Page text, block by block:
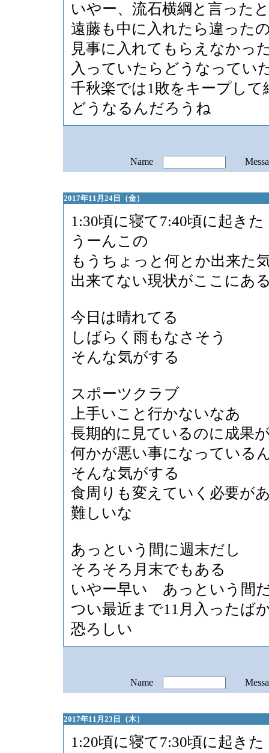
いやー、流石横綱と言った
遠藤も中に入れたら違った
見事に入れてもらえなかっ
入っていたらどうなってい
千秋楽では1敗をキープし
どうなるんだろうね
Name
2017年11月24日（金）
1:30頃に寝て7:40頃に起きた
うーんこの
もうちょっと何とか出来た
出来てない現状がここにあ
今日は晴れてる
しばらく雨もなさそう
そんな気がする
スポーツクラブ
上手いこと行かないなあ
長期的に見ているのに成果
何かが悪い事になっている
そんな気がする
食周りも変えていく必要が
難しいな
あっという間に週末だし
そろそろ月末でもある
いやー早い あっという間
つい最近まで11月入ったば
恐ろしい
Name
2017年11月23日（木）
1:20頃に寝て7:30頃に起きた